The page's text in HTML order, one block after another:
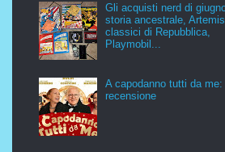
Gli acquisti nerd di
storia ancestrale,
classici di Repubblica,
Playmobil...
A capodanno tutti da me:
recensione